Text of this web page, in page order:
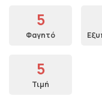
5
Φαγητό
5
Τιμή